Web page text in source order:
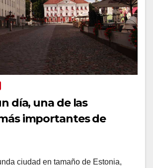
día, una de las
importantes de
ciudad en tamaño de Estonia,